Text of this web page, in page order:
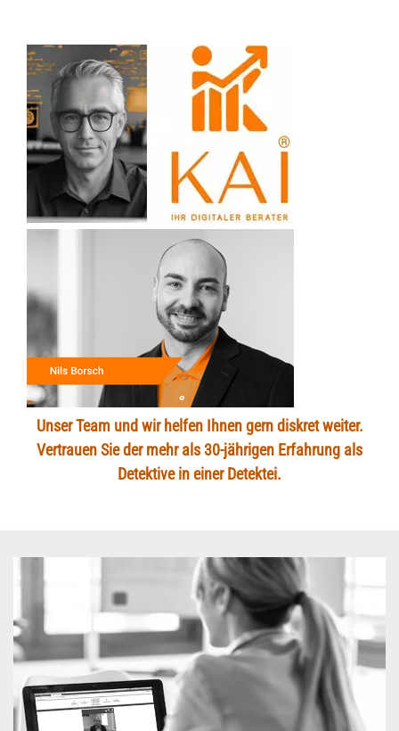
Unser Team und wir helfen Ihnen gern diskret weiter.
Vertrauen Sie der mehr als 30-jährigen Erfahrung als
Detektive in einer Detektei.